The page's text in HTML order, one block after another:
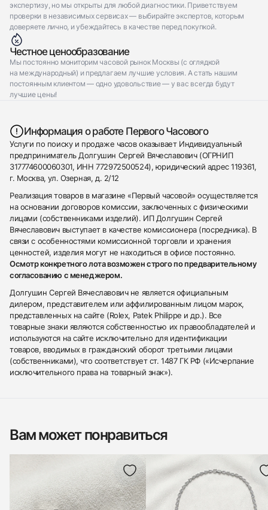
экспертизу, но мы открыты для любой диагностики. Приветствуем
проверки в независимых сервисах — выбирайте экспертов, которым
доверяете лично, и убеждайтесь в качестве перед покупкой.
Честное ценообразование
Мы постоянно мониторим часовой рынок Москвы (с оглядкой
на международный) и предлагаем лучшие условия. А стать нашим
постоянным клиентом — одно удовольствие — у вас всегда будут
лучшие цены!
Информация о работе Первого Часового
Услуги по поиску и продаже часов оказывает Индивидуальный
предприниматель Долгушин Сергей Вячеславович (ОГРНИП
317774600060301, ИНН 772972500524), юридический адрес 119361,
г. Москва, ул. Озерная, д. 2/12
Реализация товаров в магазине «Первый часовой» осуществляется
на основании договоров комиссии, заключенных с физическими
лицами (собственниками изделий). ИП Долгушин Сергей
Вячеславович выступает в качестве комиссионера (посредника). В
связи с особенностями комиссионной торговли и хранения
ценностей, изделия могут не находиться в офисе постоянно.
Осмотр конкретного лота возможен строго по предварительному
согласованию с менеджером.
Долгушин Сергей Вячеславович не является официальным
дилером, представителем или аффилированным лицом марок,
представленных на сайте (Rolex, Patek Philippe и др.). Все
товарные знаки являются собственностью их правообладателей и
используются на сайте исключительно для идентификации
товаров, вводимых в гражданский оборот третьими лицами
(собственниками), что соответствует ст. 1487 ГК РФ («Исчерпание
исключительного права на товарный знак»).
Вам может понравиться